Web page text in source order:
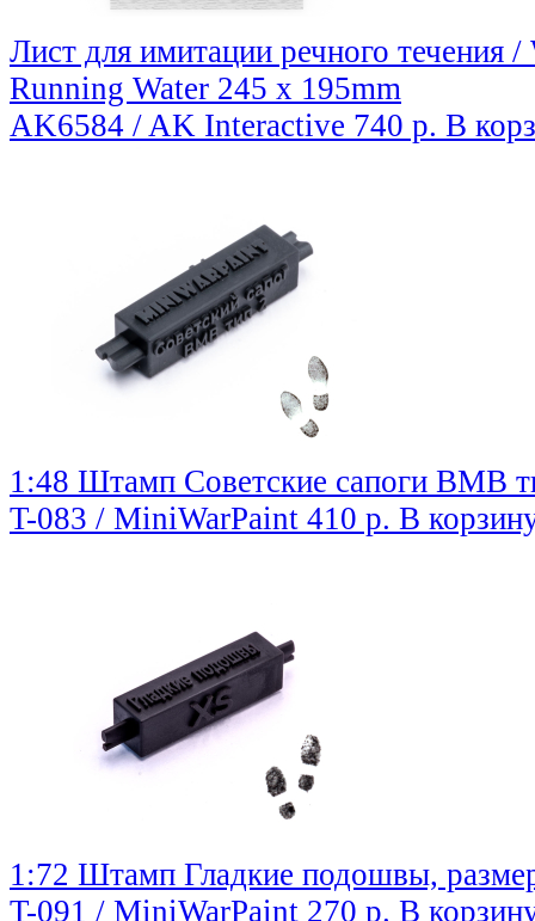
Лист для имитации речного течения
Running Water 245 x 195mm
AK6584 / AK Interactive 740 р. В
1:48 Штамп Советские сапоги ВМВ
T-083 / MiniWarPaint 410 р. В
1:72 Штамп Гладкие подошвы,
T-091 / MiniWarPaint 270 р. В